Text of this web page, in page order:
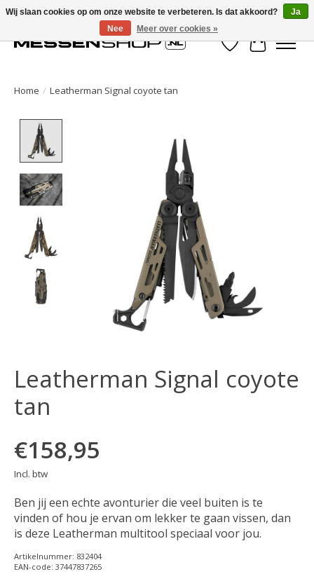
Verlanglijst
Home / Leatherman Signal coyote tan
Leatherman Signal coyote
tan
€158,95
Incl. btw
Ben jij een echte avonturier die veel buiten is te
vinden of hou je ervan om lekker te gaan vissen, dan
is deze Leatherman multitool speciaal voor jou.
Artikelnummer: 832404
EAN-code: 37447837265
Wij slaan cookies op om onze website te verbeteren. Is dat akkoord?
Ja
Nee
Meer over cookies »